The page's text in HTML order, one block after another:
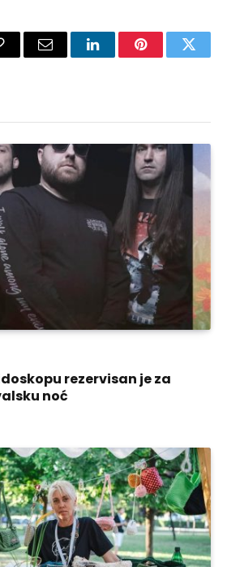
Email LinkedInPinterest
rezervisan je za
noć